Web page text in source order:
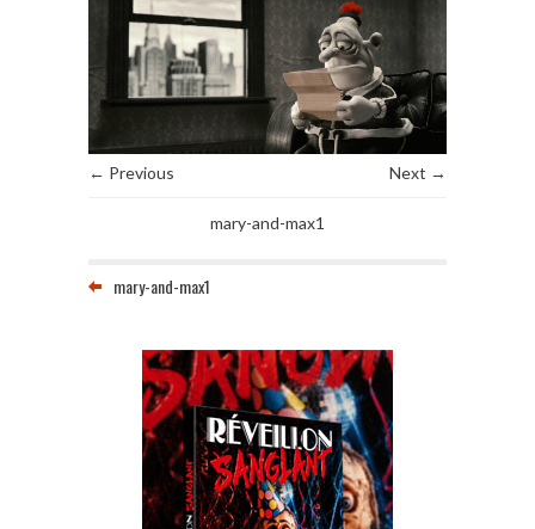
← Previous Next →
mary-and-max1
mary-and-max1